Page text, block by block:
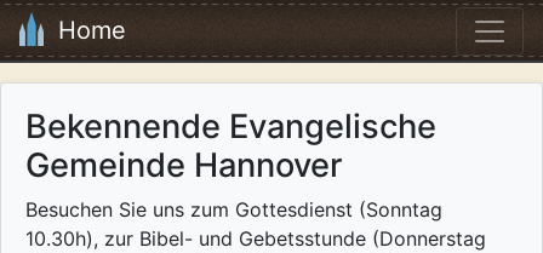
Home
Bekennende Evangelische
Gemeinde Hannover
Besuchen Sie uns zum Gottesdienst (Sonntag
10.30h), zur Bibel- und Gebetsstunde (Donnerstag